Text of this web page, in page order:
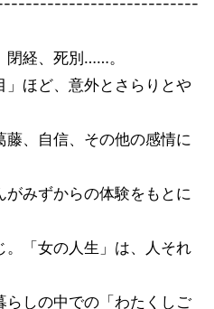
閉経、死別……。
」ほど、意外とさらりとや
、自信、その他の感情に
みずからの体験をもとに
。「女の人生」は、人それ
しの中での「わたくしご